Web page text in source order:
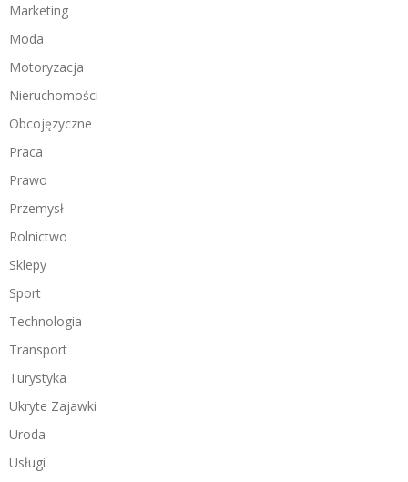
Marketing
Moda
Motoryzacja
Nieruchomości
Obcojęzyczne
Praca
Prawo
Przemysł
Rolnictwo
Sklepy
Sport
Technologia
Transport
Turystyka
Ukryte Zajawki
Uroda
Usługi